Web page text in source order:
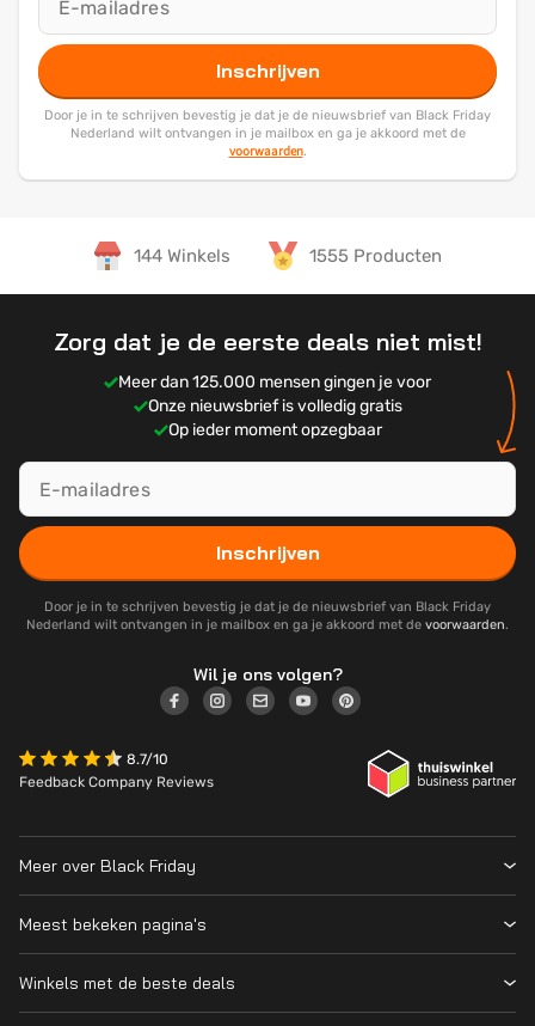
Inschrijven
Door je in te schrijven bevestig je dat je de nieuwsbrief van Black Friday
Nederland wilt ontvangen in je mailbox en ga je akkoord met de
voorwaarden.
144 Winkels 1555 Producten
Zorg dat je de eerste deals niet mist!
Meer dan 125.000 mensen gingen je voor
Onze nieuwsbrief is volledig gratis
Op ieder moment opzegbaar
Inschrijven
Door je in te schrijven bevestig je dat je de nieuwsbrief van Black Friday
Nederland wilt ontvangen in je mailbox en ga je akkoord met de voorwaarden.
Wil je ons volgen?
8.7/10
Feedback Company Reviews
Meer over Black Friday
Wanneer is Black Friday?
Cyber Monday 2026
Over ons
Meest bekeken pagina's
Winkels met de beste deals